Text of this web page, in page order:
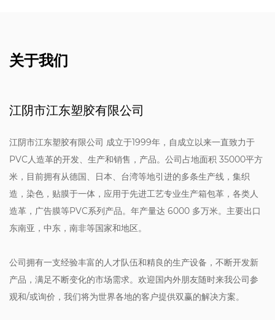
关于我们
江阴市江东塑胶有限公司
江阴市江东塑胶有限公司 成立于1999年，自成立以来一直致力于
PVC人造革的开发、生产和销售，产品。公司占地面积 35000平方
米，目前拥有从德国、日本、台湾等地引进的多条生产线，集织
造，染色，贴膜于一体，应用于先进工艺专业生产箱包革，各类人
造革，广告膜等PVC系列产品。年产量达 6000 多万米。主要出口
东南亚，中东，南非等国家和地区。
公司拥有一支经验丰富的人才队伍和精良的生产设备，不断开发新
产品，满足不断变化的市场需求。欢迎国内外朋友随时来我公司参
观和/或询价，我们将为世界各地的客户提供双赢的解决方案。